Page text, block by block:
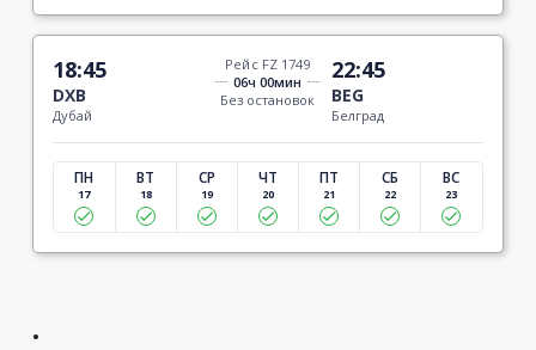
18:45
DXB
Дубай
Рейс FZ 1749
06ч 00мин
Без остановок
22:45
BEG
Белград
ПН
17
ВТ
18
СР
19
ЧТ
20
ПТ
21
СБ
22
ВС
23
.